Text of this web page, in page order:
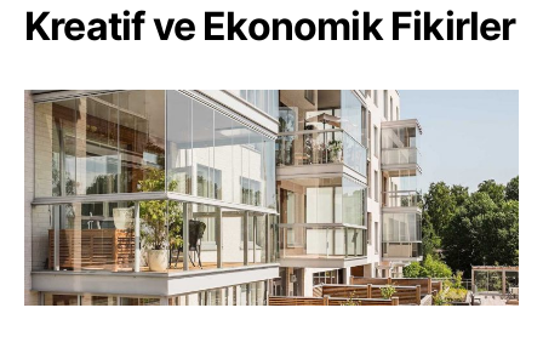
Kreatif ve Ekonomik Fikirler